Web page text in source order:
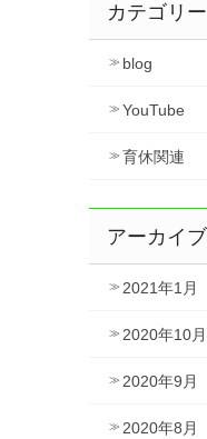
カテゴリー
blog
YouTube
育休関連
アーカイブ
2021年1月
2020年10月
2020年9月
2020年8月